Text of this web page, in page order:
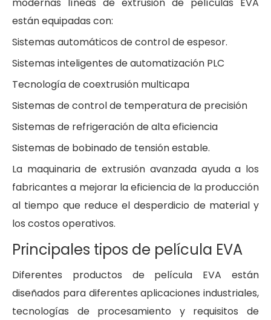
están equipadas con:
Sistemas automáticos de control de espesor.
Sistemas inteligentes de automatización PLC
Tecnología de coextrusión multicapa
Sistemas de control de temperatura de precisión
Sistemas de refrigeración de alta eficiencia
Sistemas de bobinado de tensión estable.
La maquinaria de extrusión avanzada ayuda a los
fabricantes a mejorar la eficiencia de la producción
al tiempo que reduce el desperdicio de material y
los costos operativos.
Principales tipos de película EVA
Diferentes productos de película EVA están
diseñados para diferentes aplicaciones industriales,
tecnologías de procesamiento y requisitos de